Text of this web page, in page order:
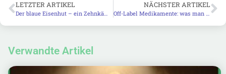
LETZTER ARTIKEL
Der blaue Eisenhut – ein Zehnkämpfer der Homöopathie
NÄCHSTER ARTIKEL
Off-Label Medikamente: was man darüber wissen sollte
Verwandte Artikel